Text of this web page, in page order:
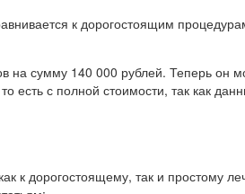
к дорогостоящим
на сумму 140 000 рублей. Теперь он
есть с полной стоимости, так как
к дорогостоящему, так и простому